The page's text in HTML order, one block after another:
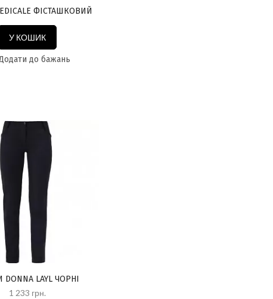
ФІСТАШКОВИЙ
У КОШИК
до бажань
LAYL ЧОРНІ
1 233 грн.